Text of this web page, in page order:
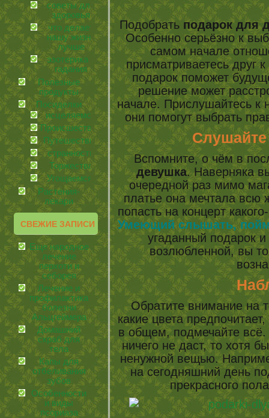
советы для
здоровья
что делает
нашу жизнь
лучше
эзотерика и
гадания
Полезные
продукты
Посиделки
иcцеляемся
Происшествия
Путешествия
странности
Торжества
Угощаемся!
Растения-
лекари
СВЕЖИЕ ЗАПИСИ
Еще народное
лечение
перхоти и
себорея
Лечение и
профилактика
болезни
Альцгеймера
Домашний
скраб для
тела
Капы для
отбеливания
зубов
Особенности
и виды
псориаза
Подобрать подарок для
Особенно серьёзно к
самом начале
присматриваетесь друг
подарок поможет
решение может
начале. Прислушайтесь к
они помогут выбрать
Вспомните, о чём в
девушка. Наверняка
очередной раз мимо
платье она мечтала всю
попасть на концерт
Умеющий слышать,
угаданный подарок
возлюбленной, вы
Обратите внимание на
какие цвета
в общем, подмечайте
ничего не даст, то хотя
ненужной вещью.
на сегодняшний день
прекрасного